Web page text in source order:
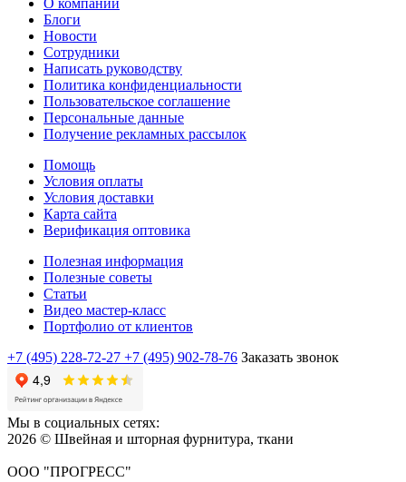
Блоги
Новости
Сотрудники
Написать руководству
Политика конфиденциальности
Пользовательское соглашение
Персональные данные
Получение рекламных рассылок
Помощь
Условия оплаты
Условия доставки
Карта сайта
Верификация оптовика
Полезная информация
Полезные советы
Статьи
Видео мастер-класс
Портфолио от клиентов
+7 (495) 228-72-27 +7 (495) 902-78-76 Заказать звонок
Мы в социальных сетях:
2026 © Швейная и шторная фурнитура, ткани
ООО "ПРОГРЕСС"